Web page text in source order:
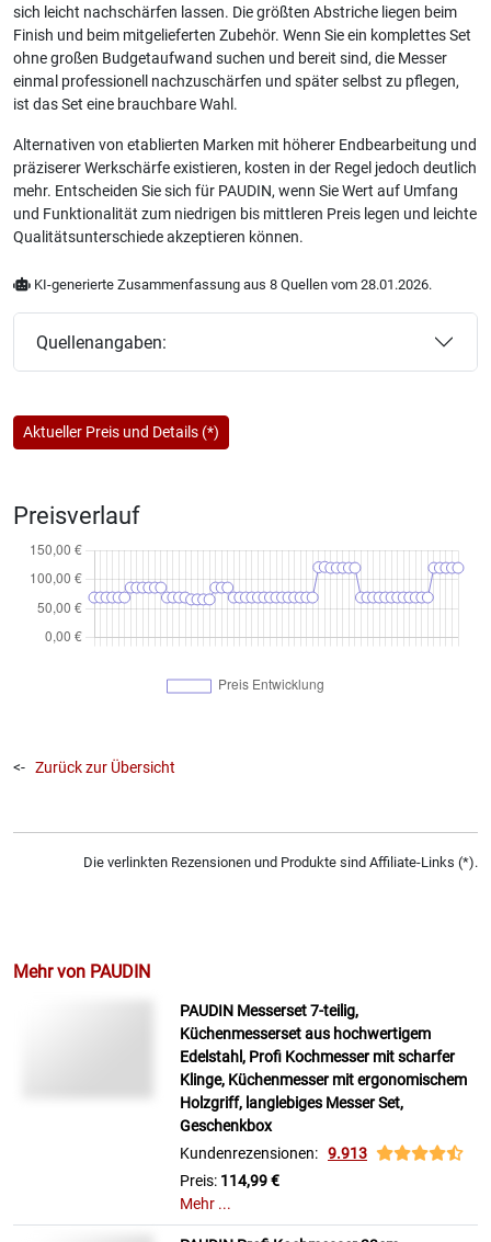
sich leicht nachschärfen lassen. Die größten Abstriche liegen beim
Finish und beim mitgelieferten Zubehör. Wenn Sie ein komplettes Set
ohne großen Budgetaufwand suchen und bereit sind, die Messer
einmal professionell nachzuschärfen und später selbst zu pflegen,
ist das Set eine brauchbare Wahl.
Alternativen von etablierten Marken mit höherer Endbearbeitung und
präziserer Werkschärfe existieren, kosten in der Regel jedoch deutlich
mehr. Entscheiden Sie sich für PAUDIN, wenn Sie Wert auf Umfang
und Funktionalität zum niedrigen bis mittleren Preis legen und leichte
Qualitätsunterschiede akzeptieren können.
KI-generierte Zusammenfassung aus 8 Quellen vom 28.01.2026.
Quellenangaben:
Aktueller Preis und Details (*)
Preisverlauf
<- Zurück zur Übersicht
Die verlinkten Rezensionen und Produkte sind Affiliate-Links (*).
Mehr von PAUDIN
PAUDIN Messerset 7-teilig,
Küchenmesserset aus hochwertigem
Edelstahl, Profi Kochmesser mit scharfer
Klinge, Küchenmesser mit ergonomischem
Holzgriff, langlebiges Messer Set,
Geschenkbox
Kundenrezensionen: 9.913
Preis: 114,99 €
Mehr ...